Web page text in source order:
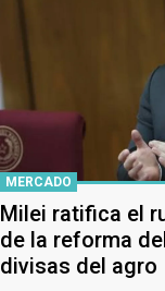
MERCADO
Milei ratifica el
de la reforma
divisas del agro